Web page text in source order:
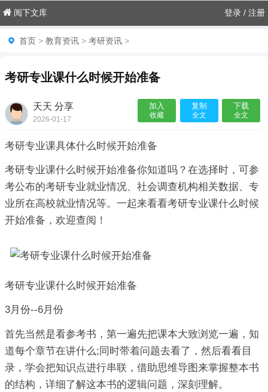
阅下文库 登录 / 注册
首页 > 教育资讯 > 考研资讯 >
考研专业课什么时候开始准备
天天 分享
2026-01-17
加入
收藏
复制
全文
下载
全文
考研专业课具体什么时候开始准备
考研专业课什么时候开始准备你知道吗？在选择时，可参
考公布的考研专业就业情况、社会调查机构相关数据、专
业所在高校就业情况等。一起来看看考研专业课什么时候
开始准备，欢迎查阅！
考研专业课什么时候开始准备
3月份--6月份
首先当然是看参考书，第一遍先把课本大致浏览一遍，知
道每个章节在讲什么;同时带着问题去看了，然后看看目
录，学会把知识点进行串联，借助思维导图来掌握整本书
的结构，详细了解这本书的逻辑问题，深刻理解。